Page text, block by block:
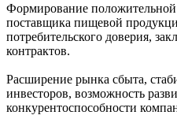
Формирование
поставщика пищевой
потребительского доверия,
контрактов.
Расширение рынка сбыта,
инвесторов, возможность
конкурентоспособности